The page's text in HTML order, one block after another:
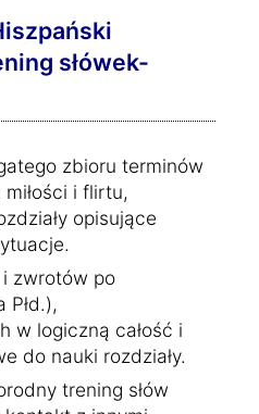
słówek-
zbioru terminów
i flirtu,
opisujące
i zwrotów po
Płd.),
w logiczną całość i
do nauki rozdziały.
trening słów